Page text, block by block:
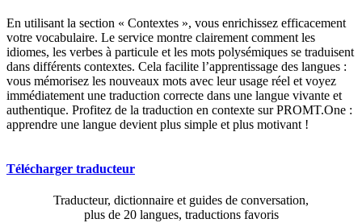
En utilisant la section « Contextes », vous enrichissez efficacement
votre vocabulaire. Le service montre clairement comment les
idiomes, les verbes à particule et les mots polysémiques se traduisent
dans différents contextes. Cela facilite l’apprentissage des langues :
vous mémorisez les nouveaux mots avec leur usage réel et voyez
immédiatement une traduction correcte dans une langue vivante et
authentique. Profitez de la traduction en contexte sur PROMT.One :
apprendre une langue devient plus simple et plus motivant !
Télécharger traducteur
Traducteur, dictionnaire et guides de conversation,
plus de 20 langues, traductions favoris